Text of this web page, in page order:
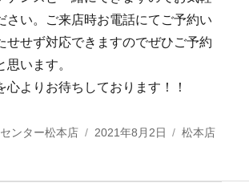
さい。ご来店時お電話にてご予約い
せせず対応できますのでぜひご予約
思います。
心よりお待ちしております！！
ンター松本店
投
2021年8月2日
カ
松本店